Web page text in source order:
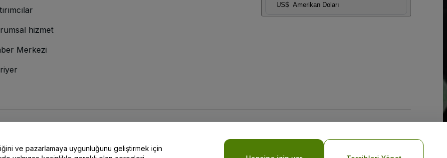
US$ Amerikan Doları
hizmet
Merkezi
ve pazarlamaya uygunluğunu geliştirmek için